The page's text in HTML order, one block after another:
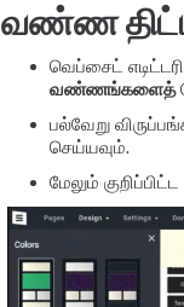
வண்ண
வெப்சைட்
வண்ணங்களைத்
பல்வேறு
செய்யவும்.
மேலும்